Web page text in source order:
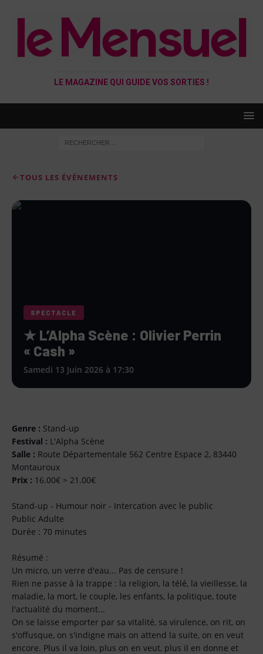
LE MAGAZINE QUI GUIDE VOS SORTIES !
TOUS LES ÉVÉNEMENTS
SPECTACLE
★ L’Alpha Scène : Olivier Perrin
« Cash »
Samedi 13 Juin 2026 à 17:30
Genre : Stand-up
Festival : L'Alpha Scène
Salle : Route Départementale 562 Centre Espace 2, 83440
Montauroux
Prix : 16.00€ > 21.00€
Stand-up - Humour noir - Intercation avec le public
Public Adulte
Durée : 70 minutes
Résumé :
Un micro, un verre d'eau... Pas de censure !
Rien ne passe à la trappe : la religion, la télé, la vieillesse, la
maladie, la mort, le couple, les enfants, la politique, toute
l'actualité du moment...
On se laisse emporter par sa vitalité, sa virulence, on rit, on
s'offusque, on s'indigne mais on attend la suite, on en veut
encore. Plus il va loin, plus on en veut, plus il en donne et